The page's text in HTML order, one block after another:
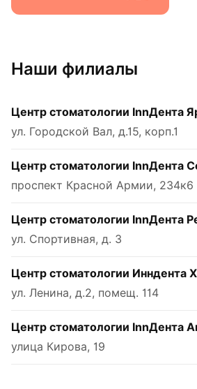
Наши филиалы
Центр стоматологии InnДента
ул. Городской Вал, д.15, корп.1
Центр стоматологии InnДента
проспект Красной Армии, 234к6
Центр стоматологии InnДента
ул. Спортивная, д. 3
Центр стоматологии Инндента
ул. Ленина, д.2, помещ. 114
Центр стоматологии InnДента
улица Кирова, 19